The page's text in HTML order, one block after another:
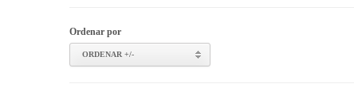
Ordenar por
ORDENAR +/-